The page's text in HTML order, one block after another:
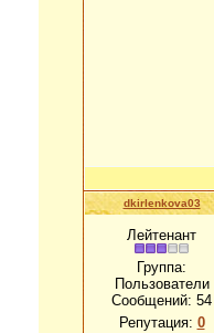
dkirlenkova03
Лейтенант
Группа:
Пользователи
Сообщений: 54
Репутация: 0